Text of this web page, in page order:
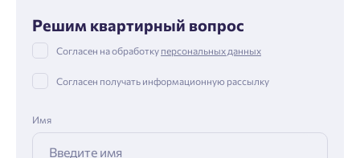
Решим квартирный вопрос
Согласен на обработку персональных данных
Согласен получать информационную рассылку
Имя